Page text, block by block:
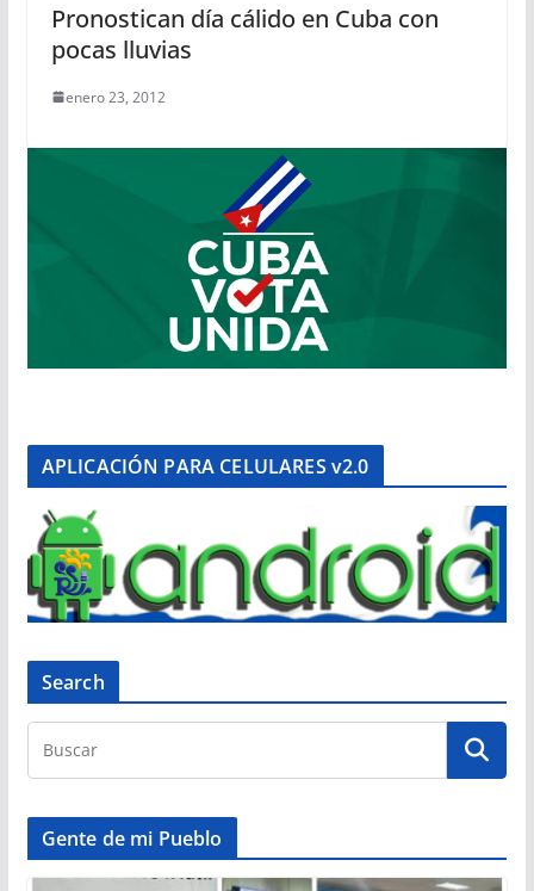
Pronostican día cálido en Cuba con
pocas lluvias
enero 23, 2012
APLICACIÓN PARA CELULARES v2.0
Search
Gente de mi Pueblo